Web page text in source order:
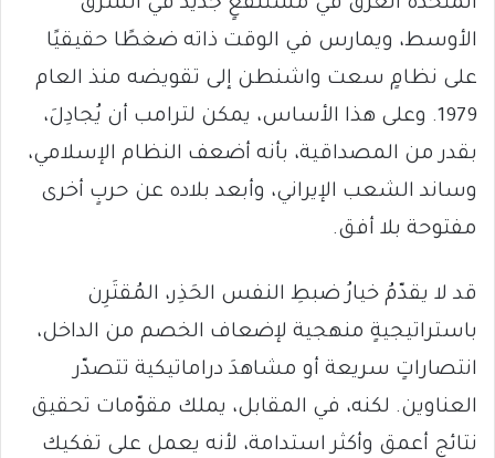
الأوسط، ويمارس في الوقت ذاته ضغطًا حقيقيًا
على نظامٍ سعت واشنطن إلى تقويضه منذ العام
1979. وعلى هذا الأساس، يمكن لترامب أن يُجادِلَ،
بقدر من المصداقية، بأنه أضعف النظام الإسلامي،
وساند الشعب الإيراني، وأبعد بلاده عن حربٍ أخرى
مفتوحة بلا أفق.
قد لا يقدّمُ خيارُ ضبطِ النفس الحَذِر، المُقتَرِن
باستراتيجيةٍ منهجية لإضعاف الخصم من الداخل،
انتصاراتٍ سريعة أو مشاهدَ دراماتيكية تتصدّر
العناوين. لكنه، في المقابل، يملك مقوّمات تحقيق
نتائج أعمق وأكثر استدامة، لأنه يعمل على تفكيك